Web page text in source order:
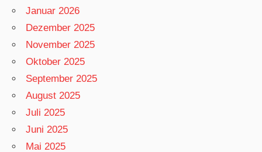
Januar 2026
Dezember 2025
November 2025
Oktober 2025
September 2025
August 2025
Juli 2025
Juni 2025
Mai 2025